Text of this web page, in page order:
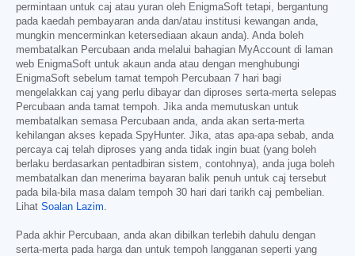
permintaan untuk caj atau yuran oleh EnigmaSoft tetapi, bergantung
pada kaedah pembayaran anda dan/atau institusi kewangan anda,
mungkin mencerminkan ketersediaan akaun anda). Anda boleh
membatalkan Percubaan anda melalui bahagian MyAccount di laman
web EnigmaSoft untuk akaun anda atau dengan menghubungi
EnigmaSoft sebelum tamat tempoh Percubaan 7 hari bagi
mengelakkan caj yang perlu dibayar dan diproses serta-merta selepas
Percubaan anda tamat tempoh. Jika anda memutuskan untuk
membatalkan semasa Percubaan anda, anda akan serta-merta
kehilangan akses kepada SpyHunter. Jika, atas apa-apa sebab, anda
percaya caj telah diproses yang anda tidak ingin buat (yang boleh
berlaku berdasarkan pentadbiran sistem, contohnya), anda juga boleh
membatalkan dan menerima bayaran balik penuh untuk caj tersebut
pada bila-bila masa dalam tempoh 30 hari dari tarikh caj pembelian.
Lihat Soalan Lazim
Pada akhir Percubaan, anda akan dibilkan terlebih dahulu dengan
serta-merta pada harga dan untuk tempoh langganan seperti yang